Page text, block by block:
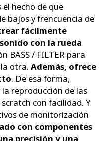
hecho de que
bajos y frencuencia de
fácilmente
con la rueda
BASS / FILTER para
otra. Además, ofrece
. De esa forma,
reproducción de las
con facilidad. Y
de monitorización
con componentes
precisión y una